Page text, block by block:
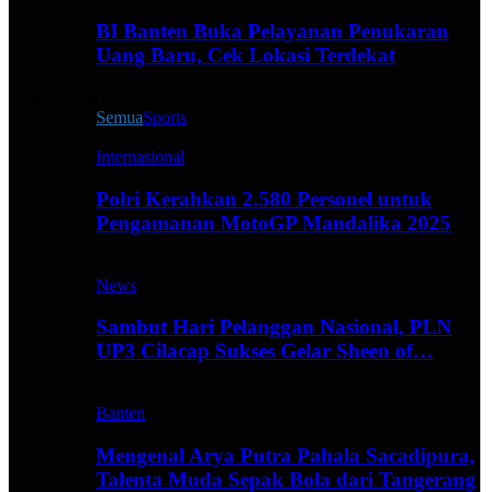
BI Banten Buka Pelayanan Penukaran
Uang Baru, Cek Lokasi Terdekat
SemuaSports
Internasional
Polri Kerahkan 2.580 Personel untuk
Pengamanan MotoGP Mandalika 2025
News
Sambut Hari Pelanggan Nasional, PLN
UP3 Cilacap Sukses Gelar Sheen of…
Banten
Mengenal Arya Putra Pahala Sacadipura,
Talenta Muda Sepak Bola dari Tangerang